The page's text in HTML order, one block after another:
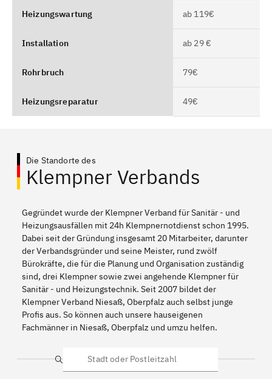
Heizungswartung ab 119€
Installation ab 29 €
Rohrbruch 79€
Heizungsreparatur 49€
Die Standorte des
Klempner Verbands
Gegründet wurde der Klempner Verband für Sanitär - und
Heizungsausfällen mit 24h Klempnernotdienst schon 1995.
Dabei seit der Gründung insgesamt 20 Mitarbeiter, darunter
der Verbandsgründer und seine Meister, rund zwölf
Bürokräfte, die für die Planung und Organisation zuständig
sind, drei Klempner sowie zwei angehende Klempner für
Sanitär - und Heizungstechnik. Seit 2007 bildet der
Klempner Verband Niesaß, Oberpfalz auch selbst junge
Profis aus. So können auch unsere hauseigenen
Fachmänner in Niesaß, Oberpfalz und umzu helfen.
Suche